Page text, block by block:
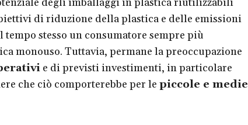
degli imballaggi in plastica riutilizzabili
di riduzione della plastica e delle emissioni
tempo stesso un consumatore sempre più
monouso. Tuttavia, permane la preoccupazione
e di previsti investimenti, in particolare
che ciò comporterebbe per le piccole e medie